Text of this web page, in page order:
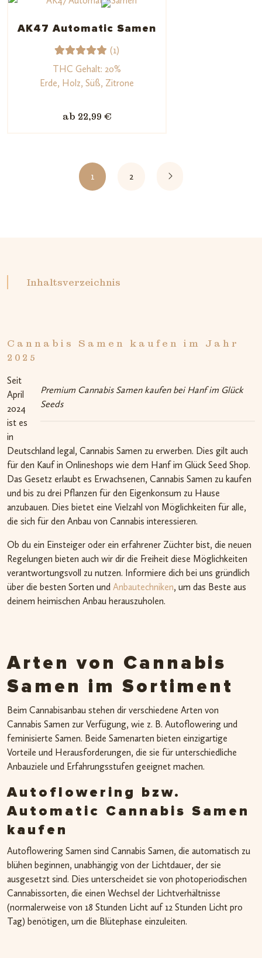
AK47 Automatic Samen
Bewerte
t mit
basieren
1
ewertun
g
(1)
THC Gehalt: 20%
Erde, Holz, Süß, Zitrone
ab 22,99 €
1 2
Cannabis Samen kaufen im Jahr
2025
Premium Cannabis Samen kaufen bei Hanf im Glück
Seeds
Seit
April
2024
ist es
in
Deutschland legal, Cannabis Samen zu erwerben. Dies gilt auch
für den Kauf in Onlineshops wie dem Hanf im Glück Seed Shop.
Das Gesetz erlaubt es Erwachsenen, Cannabis Samen zu kaufen
und bis zu drei Pflanzen für den Eigenkonsum zu Hause
anzubauen. Dies bietet eine Vielzahl von Möglichkeiten für alle,
die sich für den Anbau von Cannabis interessieren.
Ob du ein Einsteiger oder ein erfahrener Züchter bist, die neuen
Regelungen bieten auch wir dir die Freiheit diese Möglichkeiten
verantwortungsvoll zu nutzen. Informiere dich bei uns gründlich
über die besten Sorten und Anbautechniken, um das Beste aus
deinem heimischen Anbau herauszuholen.
Arten von Cannabis
Samen im Sortiment
Beim Cannabisanbau stehen dir verschiedene Arten von
Cannabis Samen zur Verfügung, wie z. B. Autoflowering und
feminisierte Samen. Beide Samenarten bieten einzigartige
Vorteile und Herausforderungen, die sie für unterschiedliche
Anbauziele und Erfahrungsstufen geeignet machen.
Autoflowering bzw.
Automatic Cannabis Samen
kaufen
Autoflowering Samen sind Cannabis Samen, die automatisch zu
blühen beginnen, unabhängig von der Lichtdauer, der sie
ausgesetzt sind. Dies unterscheidet sie von photoperiodischen
Cannabissorten, die einen Wechsel der Lichtverhältnisse
(normalerweise von 18 Stunden Licht auf 12 Stunden Licht pro
Tag) benötigen, um die Blütephase einzuleiten.
Inhaltsverzeichnis